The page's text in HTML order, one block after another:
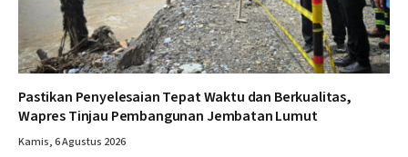
Pastikan Penyelesaian Tepat Waktu dan Berkualitas,
Wapres Tinjau Pembangunan Jembatan Lumut
Kamis, 6 Agustus 2026